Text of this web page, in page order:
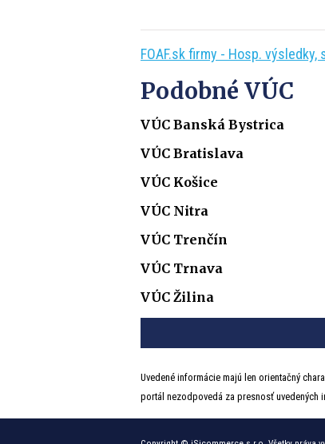
FOAF.sk firmy - Hosp. výsledky,
Podobné VÚC
VÚC Banská Bystrica
VÚC Bratislava
VÚC Košice
VÚC Nitra
VÚC Trenčín
VÚC Trnava
VÚC Žilina
Uvedené informácie majú len orientačný
portál nezodpovedá za presnosť uvedených